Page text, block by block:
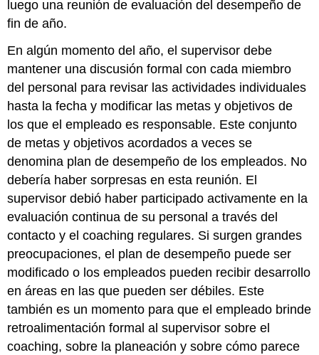
luego una reunión de evaluación del desempeño de
fin de año.
En algún momento del año, el supervisor debe
mantener una discusión formal con cada miembro
del personal para revisar las actividades individuales
hasta la fecha y modificar las metas y objetivos de
los que el empleado es responsable. Este conjunto
de metas y objetivos acordados a veces se
denomina plan de desempeño de los empleados. No
debería haber sorpresas en esta reunión. El
supervisor debió haber participado activamente en la
evaluación continua de su personal a través del
contacto y el coaching regulares. Si surgen grandes
preocupaciones, el plan de desempeño puede ser
modificado o los empleados pueden recibir desarrollo
en áreas en las que pueden ser débiles. Este
también es un momento para que el empleado brinde
retroalimentación formal al supervisor sobre el
coaching, sobre la planeación y sobre cómo parece